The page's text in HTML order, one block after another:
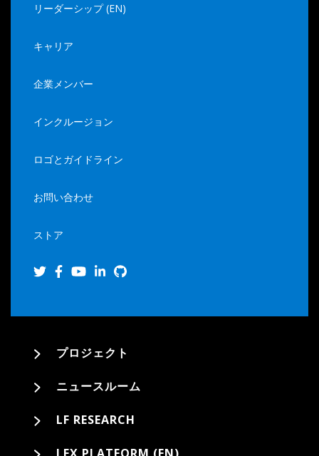
リーダーシップ (EN)
キャリア
企業メンバー
インクルージョン
ロゴとガイドライン
お問い合わせ
ストア
プロジェクト
ニュースルーム
LF RESEARCH